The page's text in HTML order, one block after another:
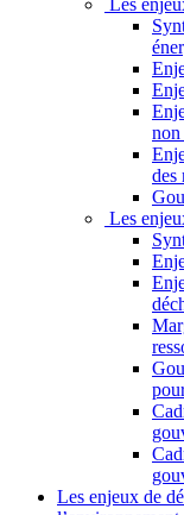
Les
non
des
Les
Les enjeux de